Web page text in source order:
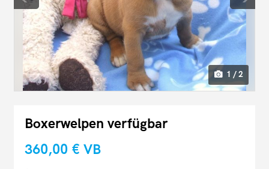
1 / 2
Boxerwelpen verfügbar
360,00 € VB